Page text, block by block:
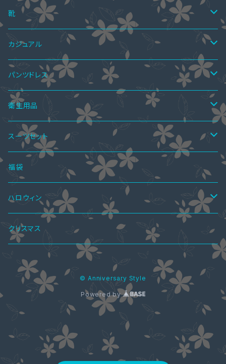
ペアTシャツ&ワンピース
ペアニット
ペア上下セット
ペア水着
ペアインナー
ペアシャツ
ペアシャツ＆ワンピ
ペアパーカ
ペアマフラー
ペアアクセサリー
ペアリング
ワンピース
ミニドレス
ミディアムドレス
ミモレ丈ドレス
マキシ丈ドレス
オールインワン・パンツドレス
ツーピース
スカートスーツ
パンツスーツ
ワンピーススーツ
ボレロ・ショール
パンツドレス
パーティーバッグ
ブラウス
ドレスインナー
アクセサリー
ネックレス
ジャケット
ウエディングドレス
花魁ドレス
靴
サマーブーツ
ニーハイブーツ
ロングブーツ
ハーフブーツ
ショートブーツ・ブーティー
秋ブーツ
ニーハイブーツ
ロングブーツ
ハーフブーツ
ショートブーツ・ブーティー
サンダル
レインブーツ
パンプス
ニーハイブーツ
春ブーツ
カジュアル
ワンピース
オールインワン
サロペットスカート
ツーピース
トップス
カーディガン
Tシャツ
ニット・セーター
シャツ・ブラウス
ボトムス
レギンス
スカート
パンツ
ジャケット
オールインワン
水着
コート
パンツドレス
セットアップ
オールインワン
衛生用品
手袋
スーツセット
4点セット
2点セット
ワンピーススーツ
スカートスーツ
3点セット
5点セット
福袋
ハロウィン
ロリータ服
メイド服
クリスマス
© Anniversary Style
Powered by